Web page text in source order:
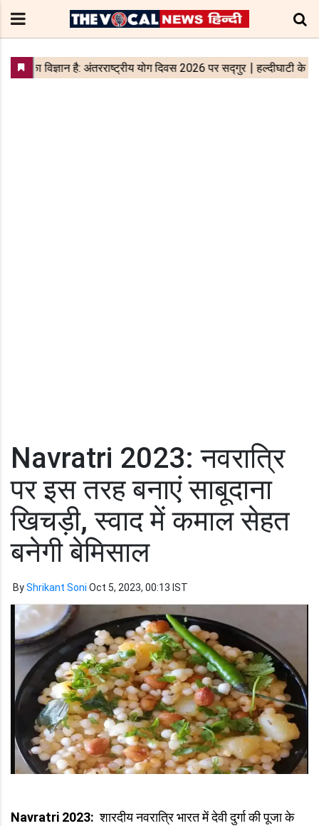
Navratri 2023: नवरात्रि
पर इस तरह बनाएं साबूदाना
खिचड़ी, स्वाद में कमाल सेहत
बनेगी बेमिसाल
ByShrikant Soni Oct 5, 2023, 00:13 IST
Navratri 2023:शारदीय नवरात्रि भारत में देवी दुर्गा की पूजा के